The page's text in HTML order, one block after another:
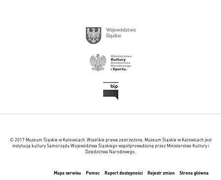
© 2017 Muzeum Śląskie w Katowicach. Wszelkie prawa zastrzeżone. Muzeum Śląskie w Katowicach jest
instytucją kultury Samorządu Województwa Śląskiego współprowadzoną przez Ministerstwo Kultury i
Dziedzictwa Narodowego.
Mapa serwisu Pomoc Raport dostępności Rejestr zmian Strona główna